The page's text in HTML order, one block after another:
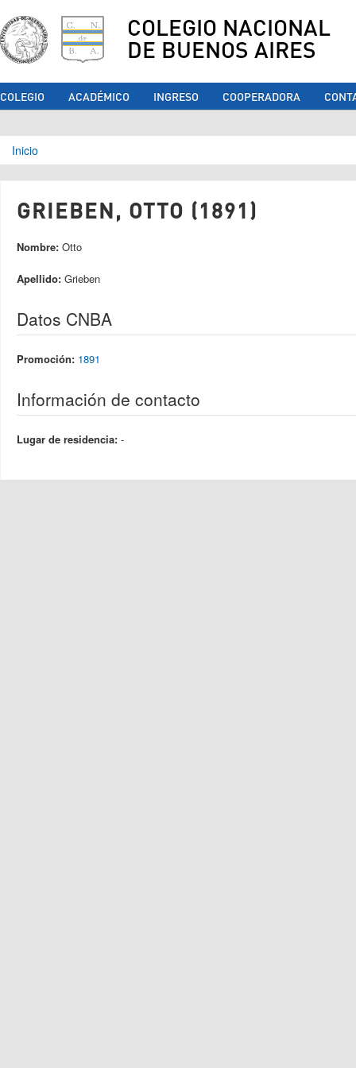
COLEGIO NACIONAL
DE BUENOS AIRES
COLEGIO ACADÉMICO INGRESO COOPERADORA
Se encuentra usted aquí
Inicio
GRIEBEN, OTTO (1891)
Nombre: Otto
Apellido: Grieben
Datos CNBA
Promoción: 1891
Información de contacto
Lugar de residencia: -